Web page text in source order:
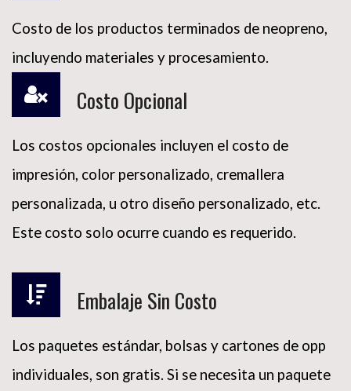
Tu nombre (requerido)
Costo de los productos terminados de neopreno,
incluyendo materiales y procesamiento.
Costo Opcional
Los costos opcionales incluyen el costo de
impresión, color personalizado, cremallera
personalizada, u otro diseño personalizado, etc.
Este costo solo ocurre cuando es requerido.
Embalaje Sin Costo
Los paquetes estándar, bolsas y cartones de opp
individuales, son gratis. Si se necesita un paquete